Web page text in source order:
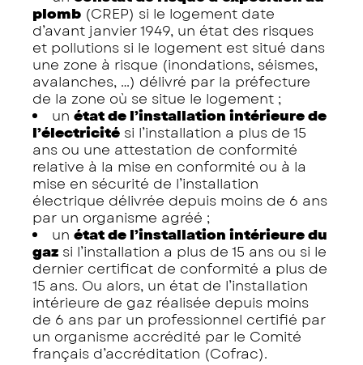
plomb (CREP) si le logement date
d’avant janvier 1949, un état des risques
et pollutions si le logement est situé dans
une zone à risque (inondations, séismes,
avalanches, …) délivré par la préfecture
de la zone où se situe le logement ;
un état de l’installation intérieure de
l’électricité si l’installation a plus de 15
ans ou une attestation de conformité
relative à la mise en conformité ou à la
mise en sécurité de l’installation
électrique délivrée depuis moins de 6 ans
par un organisme agréé ;
un état de l’installation intérieure du
gaz si l’installation a plus de 15 ans ou si le
dernier certificat de conformité a plus de
15 ans. Ou alors, un état de l’installation
intérieure de gaz réalisée depuis moins
de 6 ans par un professionnel certifié par
un organisme accrédité par le Comité
français d’accréditation (Cofrac).